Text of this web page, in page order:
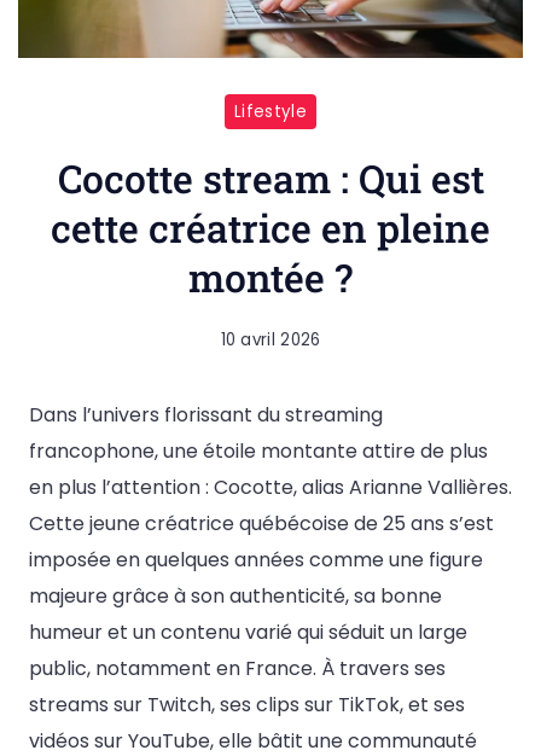
Lifestyle
Cocotte stream : Qui est
cette créatrice en pleine
montée ?
10 avril 2026
Dans l’univers florissant du streaming
francophone, une étoile montante attire de plus
en plus l’attention : Cocotte, alias Arianne Vallières.
Cette jeune créatrice québécoise de 25 ans s’est
imposée en quelques années comme une figure
majeure grâce à son authenticité, sa bonne
humeur et un contenu varié qui séduit un large
public, notamment en France. À travers ses
streams sur Twitch, ses clips sur TikTok, et ses
vidéos sur YouTube, elle bâtit une communauté